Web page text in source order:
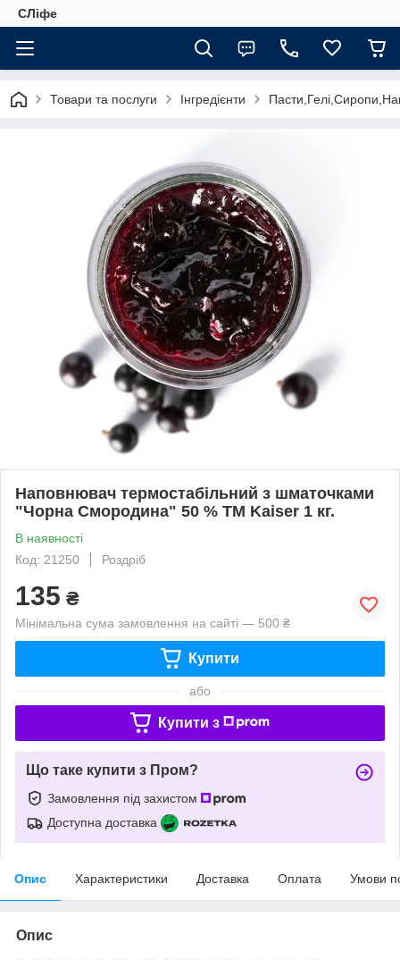
СЛіфе
Товари та послуги Інгредієнти
Наповнювач термостабільний з шматочками
"Чорна Смородина" 50 % ТМ Kаiser 1 кг.
В наявності
Код: 21250
Роздріб
135 ₴
Мінімальна сума замовлення на сайті — 500 ₴
Купити
або
Купити з
Що таке купити з Пром?
Замовлення під захистом
Доступна доставка
Опис Характеристики Доставка Оплата Умови
Опис